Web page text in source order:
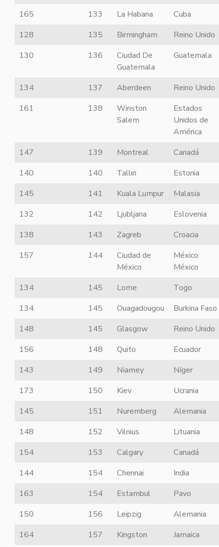
165
133 La Habana
Cuba
128
135 Birmingham
Reino Unido
130
136
Ciudad De
Guatemala
Guatemala
134 137 Aberdeen
Reino Unido
161
138
Winston
Salem
Estados
Unidos de
América
147
139 Montreal
Canadá
140
140 Tallin
Estonia
145
141 Kuala Lumpur
Malasia
132
142 Ljubljana
Eslovenia
138
143 Zagreb
Croacia
157
144
Ciudad de
México
México
México
134
145 Lome
Togo
134
145 Ouagadougou
Burkina Faso
148
145 Glasgow
Reino Unido
156
148 Quito
Ecuador
143
149 Niamey
Níger
173
150 Kiev
Ucrania
145
151 Nuremberg
Alemania
148
152 Vilnius
Lituania
154
153 Calgary
Canadá
144
154 Chennai
India
163
154 Estambul
Pavo
150
156 Leipzig
Alemania
164
157 Kingston
Jamaica